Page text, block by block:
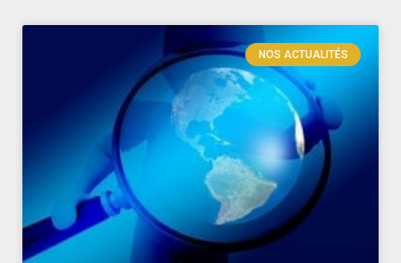
NOS ACTUALITÉS